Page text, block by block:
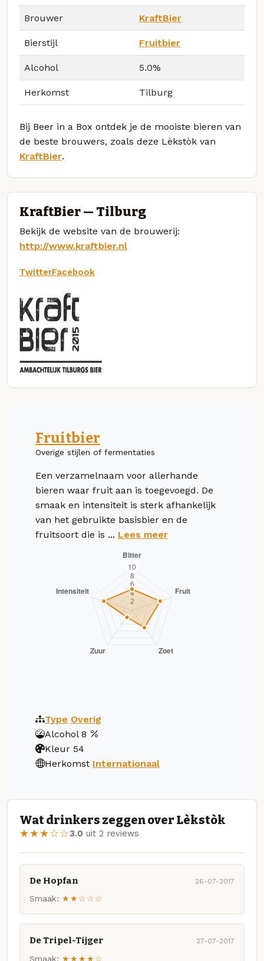
Brouwer KraftBier
Bierstijl Fruitbier
Alcohol 5.0%
Herkomst Tilburg
Bij Beer in a Box ontdek je de mooiste bieren van
de beste brouwers, zoals deze Lèkstòk van
KraftBier.
KraftBier — Tilburg
Bekijk de website van de brouwerij:
http://www.kraftbier.nl
TwitterFacebook
Fruitbier
Overige stijlen of fermentaties
Een verzamelnaam voor allerhande
bieren waar fruit aan is toegevoegd. De
smaak en intensiteit is sterk afhankelijk
van het gebruikte basisbier en de
fruitsoort die is ... Lees meer
Type Overig
Alcohol 8
Kleur 54
Herkomst Internationaal
Wat drinkers zeggen over Lèkstòk
★★★☆☆3.0 uit 2 reviews
De Hopfan 26-07-2017
Smaak: ★★☆☆☆
De Tripel-Tijger 27-07-2017
Smaak: ★★★★☆